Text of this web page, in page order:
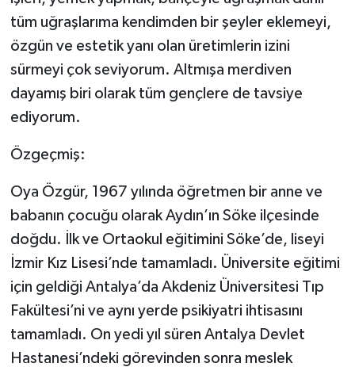
tüm uğraşlarıma kendimden bir şeyler eklemeyi,
özgün ve estetik yanı olan üretimlerin izini
sürmeyi çok seviyorum. Altmışa merdiven
dayamış biri olarak tüm gençlere de tavsiye
ediyorum.
Özgeçmiş:
Oya Özgür, 1967 yılında öğretmen bir anne ve
babanın çocuğu olarak Aydın’ın Söke ilçesinde
doğdu. İlk ve Ortaokul eğitimini Söke’de, liseyi
İzmir Kız Lisesi’nde tamamladı. Üniversite eğitimi
için geldiği Antalya’da Akdeniz Üniversitesi Tıp
Fakültesi’ni ve aynı yerde psikiyatri ihtisasını
tamamladı. On yedi yıl süren Antalya Devlet
Hastanesi’ndeki görevinden sonra meslek